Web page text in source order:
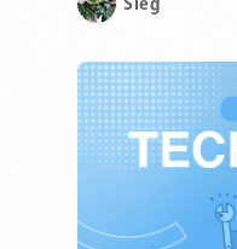
COMPANY
Sieg